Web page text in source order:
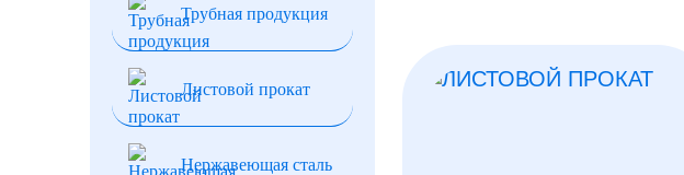
Трубная продукция
Листовой прокат
Нержавеющая сталь